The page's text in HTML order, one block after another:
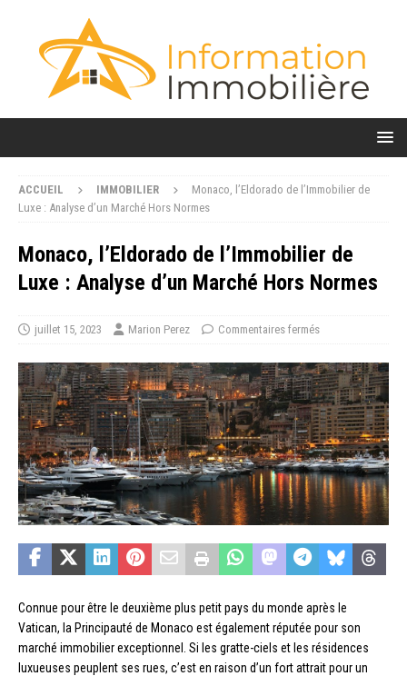
ACCUEIL IMMOBILIER
Monaco, l’Eldorado de l’Immobilier de
Luxe : Analyse d’un Marché Hors Normes
Monaco, l’Eldorado de l’Immobilier de
Luxe : Analyse d’un Marché Hors Normes
juillet 15, 2023 Marion Perez Commentaires fermés
Connue pour être le deuxième plus petit pays du monde après le
Vatican, la Principauté de Monaco est également réputée pour son
marché immobilier exceptionnel. Si les gratte-ciels et les résidences
luxueuses peuplent ses rues, c’est en raison d’un fort attrait pour un